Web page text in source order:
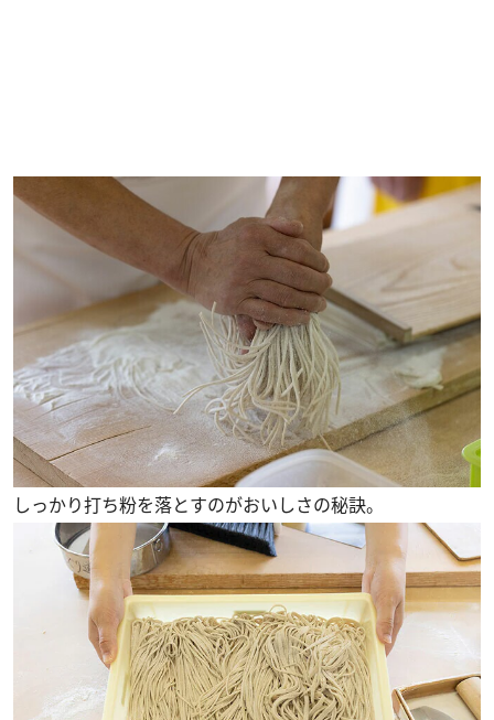
しっかり打ち粉を落とすのがおいしさの秘訣。